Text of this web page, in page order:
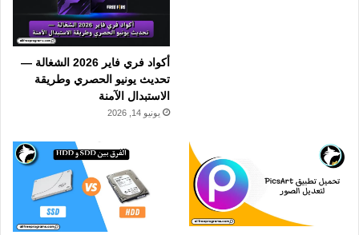
أكواد فري فاير 2026 الشغالة —
تحديث يونيو الحصري وطريقة
الاستبدال الآمنة
يونيو 14, 2026